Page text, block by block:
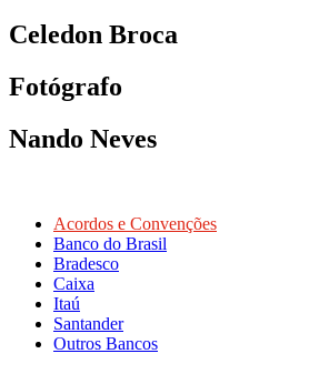
Celedon Broca
Fotógrafo
Nando Neves
Acordos e Convenções
Banco do Brasil
Bradesco
Caixa
Itaú
Santander
Outros Bancos